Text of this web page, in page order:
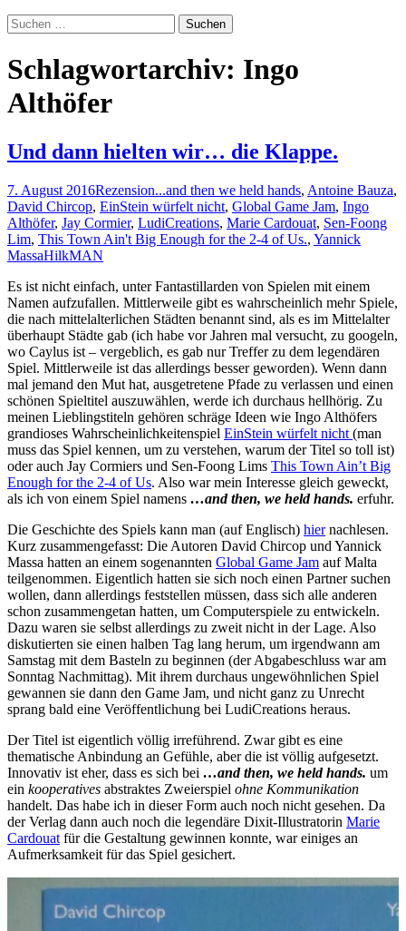
Suchen
nach:
Schlagwortarchiv: Ingo
Althöfer
Und dann hielten wir… die Klappe.
7. August 2016Rezension...and then we held hands, Antoine Bauza,
David Chircop, EinStein würfelt nicht, Global Game Jam, Ingo
Althöfer, Jay Cormier, LudiCreations, Marie Cardouat, Sen-Foong
Lim, This Town Ain't Big Enough for the 2-4 of Us., Yannick
MassaHilkMAN
Es ist nicht einfach, unter Fantastillarden von Spielen mit einem
Namen aufzufallen. Mittlerweile gibt es wahrscheinlich mehr Spiele,
die nach mittelalterlichen Städten benannt sind, als es im Mittelalter
überhaupt Städte gab (ich habe vor Jahren mal versucht, zu googeln,
wo Caylus ist – vergeblich, es gab nur Treffer zu dem legendären
Spiel. Mittlerweile ist das allerdings besser geworden). Wenn dann
mal jemand den Mut hat, ausgetretene Pfade zu verlassen und einen
schönen Spieltitel auszuwählen, werde ich durchaus hellhörig. Zu
meinen Lieblingstiteln gehören schräge Ideen wie Ingo Althöfers
grandioses Wahrscheinlichkeitenspiel EinStein würfelt nicht (man
muss das Spiel kennen, um zu verstehen, warum der Titel so toll ist)
oder auch Jay Cormiers und Sen-Foong Lims This Town Ain’t Big
Enough for the 2-4 of Us. Also war mein Interesse gleich geweckt,
als ich von einem Spiel namens …and then, we held hands. erfuhr.
Die Geschichte des Spiels kann man (auf Englisch) hiernachlesen.
Kurz zusammengefasst: Die Autoren David Chircop und Yannick
Massa hatten an einem sogenannten Global Game Jam auf Malta
teilgenommen. Eigentlich hatten sie sich noch einen Partner suchen
wollen, dann allerdings feststellen müssen, dass sich alle anderen
schon zusammengetan hatten, um Computerspiele zu entwickeln.
Dazu waren sie selbst allerdings zu zweit nicht in der Lage. Also
diskutierten sie einen halben Tag lang herum, um irgendwann am
Samstag mit dem Basteln zu beginnen (der Abgabeschluss war am
Sonntag Nachmittag). Mit ihrem durchaus ungewöhnlichen Spiel
gewannen sie dann den Game Jam, und nicht ganz zu Unrecht
sprang bald eine Veröffentlichung bei LudiCreations heraus.
Der Titel ist eigentlich völlig irreführend. Zwar gibt es eine
thematische Anbindung an Gefühle, aber die ist völlig aufgesetzt.
Innovativ ist eher, dass es sich bei …and then, we held hands. um
ein kooperatives abstraktes Zweierspiel ohne Kommunikation
handelt. Das habe ich in dieser Form auch noch nicht gesehen. Da
der Verlag dann auch noch die legendäre Dixit-Illustratorin Marie
Cardouat für die Gestaltung gewinnen konnte, war einiges an
Aufmerksamkeit für das Spiel gesichert.